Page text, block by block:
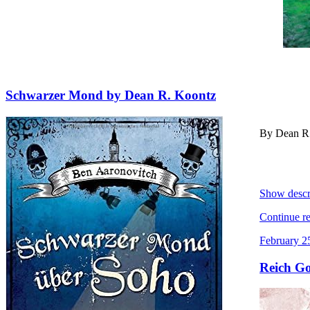
Schwarzer Mond by Dean R. Koontz
By Dean
Show
Continue
February
Reich